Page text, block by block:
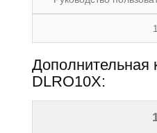
1
Дополнительная
DLRO10X: